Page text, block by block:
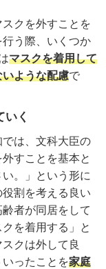
クを外すことを
う際、いくつか
マスクを着用して
ような配慮で
く
は、文科大臣の
すことを基本と
。」という形に
割を考える良い
者が同居をして
を着用する」と
クは外して良
ったことを家庭